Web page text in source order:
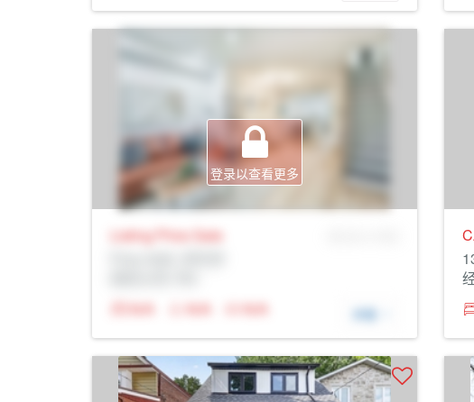
登录以查看更多
Listing Price Sale
N/A
N/A N/A 详细